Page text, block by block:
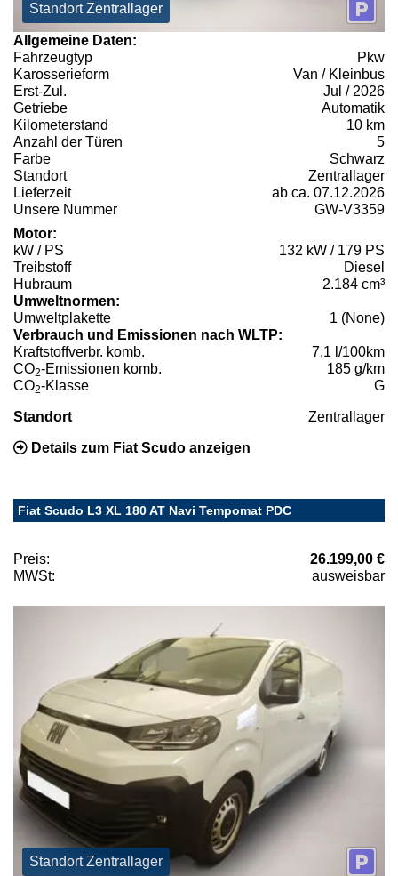
Standort Zentrallager
Allgemeine Daten:
Fahrzeugtyp
Pkw
Karosserieform
Van / Kleinbus
Erst-Zul.
Jul / 2026
Getriebe
Automatik
Kilometerstand
10 km
Anzahl der Türen
5
Farbe
Schwarz
Standort
Zentrallager
Lieferzeit
ab ca. 07.12.2026
Unsere Nummer
GW-V3359
Motor:
kW / PS
132 kW / 179 PS
Treibstoff
Diesel
Hubraum
2.184 cm³
Umweltnormen:
Umweltplakette
1 (None)
Verbrauch und Emissionen nach WLTP:
Kraftstoffverbr. komb.
7,1 l/100km
CO2-Emissionen komb.
185 g/km
CO2-Klasse G
Standort Zentrallager
Details zum Fiat Scudo anzeigen
Fiat Scudo L3 XL 180 AT Navi Tempomat PDC
Preis:
26.199,00 €
MWSt:
ausweisbar
Standort Zentrallager